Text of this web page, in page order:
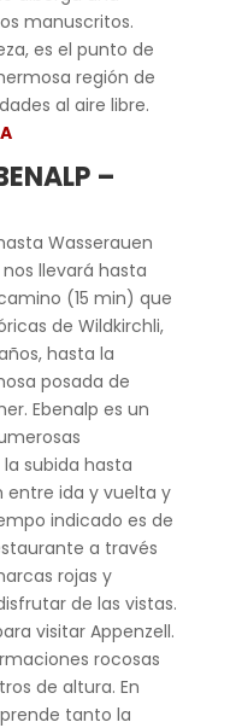
manuscritos.
es el punto de
región de
al aire libre.
–
Wasserauen
llevará hasta
(15 min) que
de Wildkirchli,
hasta la
posada de
Ebenalp es un
subida hasta
entre ida y vuelta y
indicado es de
a través
rojas y
de las vistas.
visitar Appenzell.
rocosas
de altura. En
tanto la